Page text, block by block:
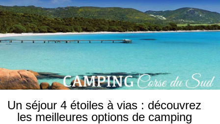
Un séjour 4 étoiles à vias : découvrez
les meilleures options de camping